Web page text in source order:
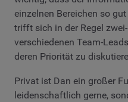
einzelnen Bereichen so
trifft sich in der Regel
verschiedenen Team-
deren Priorität zu
Privat ist Dan ein großer
leidenschaftlich gerne,